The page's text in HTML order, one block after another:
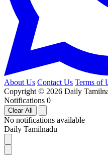
About Us Contact Us Terms of
Copyright © 2026 Daily
Notifications 0
Clear All
No notifications available
Daily Tamilnadu